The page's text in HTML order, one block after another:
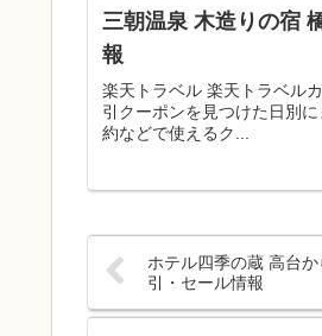
三朝温泉 木造りの宿
報
楽天トラベル 楽天トラベル
引クーポンを見つけた日別
約などで使えるク...
ホテル四季の蔵 高台
引・セール情報